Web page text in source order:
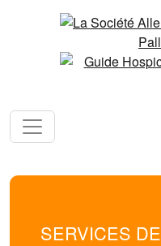
SERVICES